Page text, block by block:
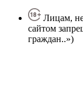
Лицам,
сайтом
граждан..»)